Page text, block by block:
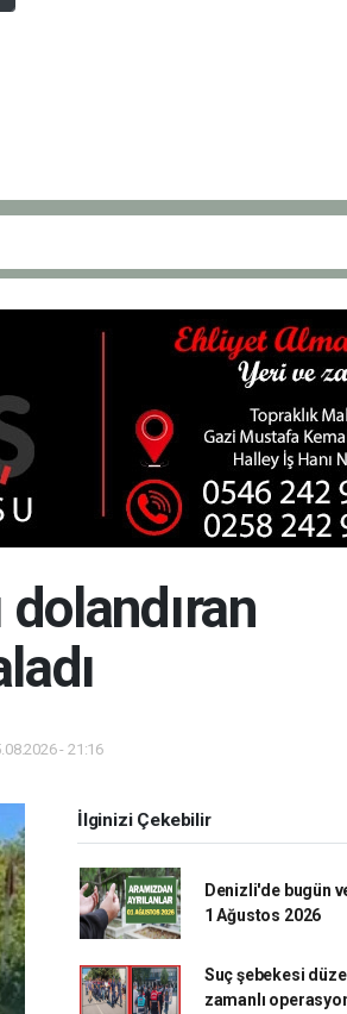
- 21:16
İlginizi Çekebilir
Denizli'de bugün
1 Ağustos 2026
Suç şebekesi
zamanlı